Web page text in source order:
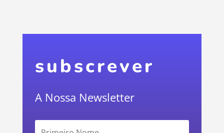
subscrever
A Nossa Newsletter